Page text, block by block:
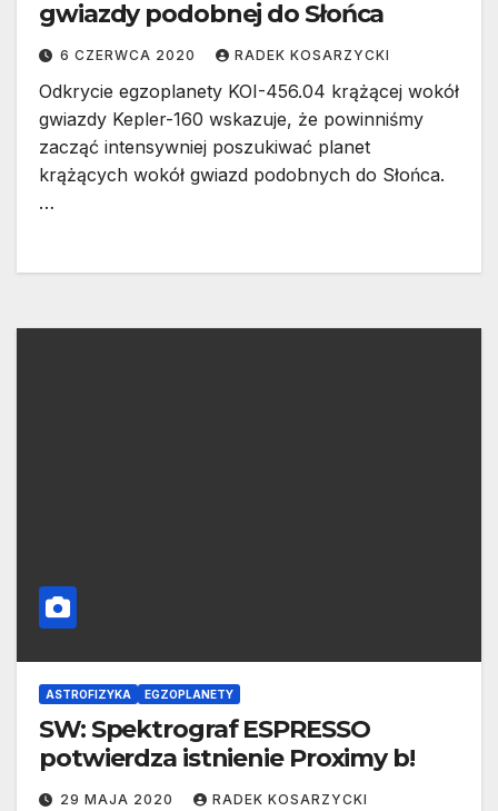
gwiazdy podobnej do Słońca
6 CZERWCA 2020 RADEK KOSARZYCKI
Odkrycie egzoplanety KOI-456.04 krążącej wokół
gwiazdy Kepler-160 wskazuje, że powinniśmy
zacząć intensywniej poszukiwać planet
krążących wokół gwiazd podobnych do Słońca.
…
ASTROFIZYKA EGZOPLANETY
SW: Spektrograf ESPRESSO
potwierdza istnienie Proximy b!
29 MAJA 2020 RADEK KOSARZYCKI